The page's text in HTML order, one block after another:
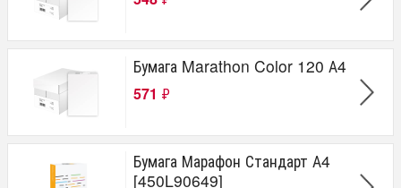
Бумага Marathon Color 120 А4
571 ₽
Бумага Марафон Стандарт А4
[450L90649]